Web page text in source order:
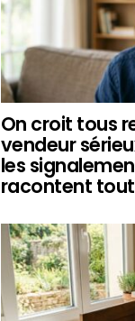
On croit tous
vendeur
les
racontent